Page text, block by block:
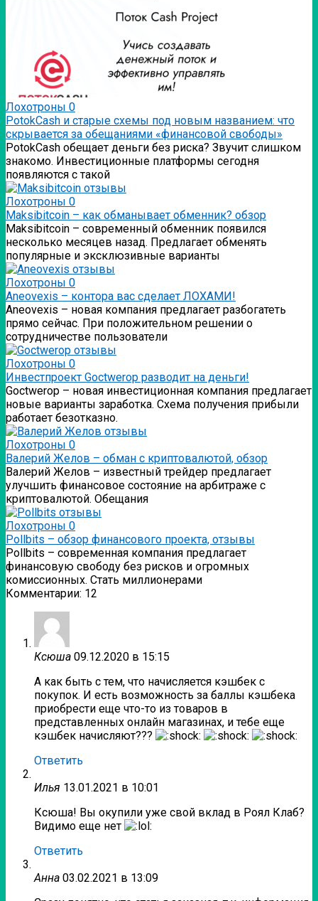
Лохотроны 0
PotokCash и старые схемы под новым названием: что
скрывается за обещаниями «финансовой свободы»
PotokCash обещает деньги без риска? Звучит слишком
знакомо. Инвестиционные платформы сегодня
появляются с такой
Лохотроны 0
Мaksibitcoin – как обманывает обменник? обзор
Мaksibitcoin – современный обменник появился
несколько месяцев назад. Предлагает обменять
популярные и эксклюзивные варианты
Лохотроны 0
Аneovexis – контора вас сделает ЛОХАМИ!
Аneovexis – новая компания предлагает разбогатеть
прямо сейчас. При положительном решении о
сотрудничестве пользователи
Лохотроны 0
Инвестпроект Goctwerop разводит на деньги!
Goctwerop – новая инвестиционная компания предлагает
новые варианты заработка. Схема получения прибыли
работает безотказно.
Лохотроны 0
Валерий Желов – обман с криптовалютой, обзор
Валерий Желов – известный трейдер предлагает
улучшить финансовое состояние на арбитраже с
криптовалютой. Обещания
Лохотроны 0
Pollbits – обзор финансового проекта, отзывы
Pollbits – современная компания предлагает
финансовую свободу без рисков и огромных
комиссионных. Стать миллионерами
Комментарии: 12
Ксюша 09.12.2020 в 15:15
А как быть с тем, что начисляется кэшбек с
покупок. И есть возможность за баллы кэшбека
приобрести еще что-то из товаров в
представленных онлайн магазинах, и тебе еще
кэшбек начисляют???
Ответить
Илья 13.01.2021 в 10:01
Ксюша! Вы окупили уже свой вклад в Роял Клаб?
Видимо еще нет
Ответить
Анна 03.02.2021 в 13:09